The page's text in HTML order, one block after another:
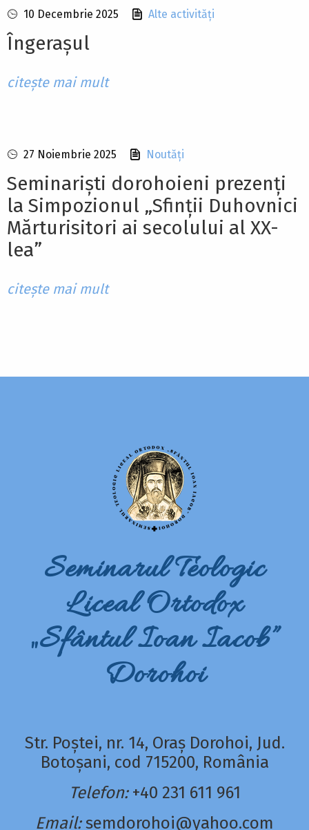
10 Decembrie 2025 Alte activități
Îngerașul
citește mai mult
27 Noiembrie 2025 Noutăți
Seminariști dorohoieni prezenți
la Simpozionul „Sfinții Duhovnici
Mărturisitori ai secolului al XX-
lea”
citește mai mult
Seminarul Teologic
Liceal Ortodox
„Sfântul Ioan Iacob”
Dorohoi
Str. Poștei, nr. 14, Oraș Dorohoi, Jud.
Botoșani, cod 715200, România
Telefon: +40 231 611 961
Email: semdorohoi@yahoo.com